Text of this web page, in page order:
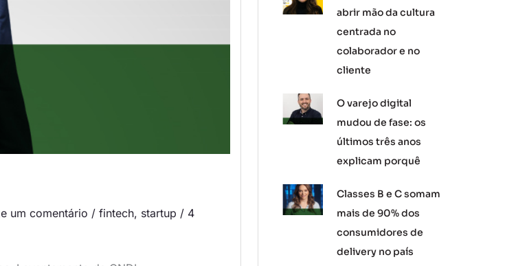
um comentário / fintech, startup / 4
abrir mão da cultura
centrada no
colaborador e no
cliente
O varejo digital
mudou de fase: os
últimos três anos
explicam porquê
Classes B e C somam
mais de 90% dos
consumidores de
delivery no país